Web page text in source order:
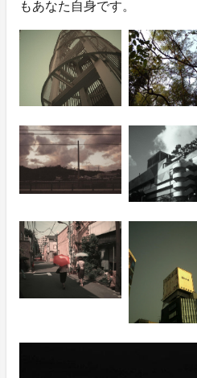
もあなた自身です。